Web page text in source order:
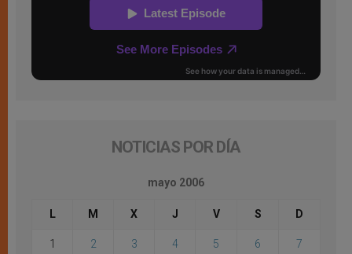
NOTICIAS POR DÍA
mayo 2006
L M X J V S D
1 2 3 4 5 6 7